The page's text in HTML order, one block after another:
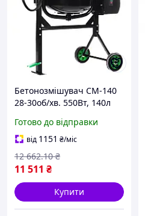
Бетонозмішувач СМ-140
28-30об/хв. 550Вт, 140л
8995-VO
Готово до відправки
від 1151 ₴/міс
11 511 ₴
12 662.10 ₴
Купити